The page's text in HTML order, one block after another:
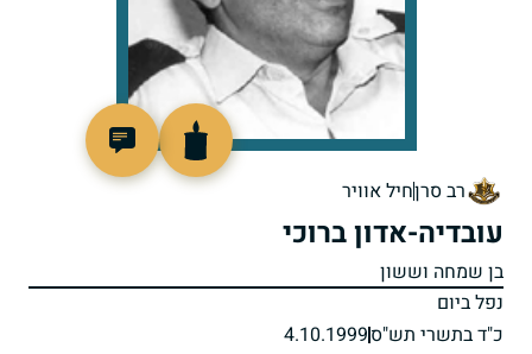
רב סרןחיל אוויר
עובדיה-אדון ברוכי
בן שמחה וששון
נפל ביום
כ"ד בתשרי תש"ס4.10.1999